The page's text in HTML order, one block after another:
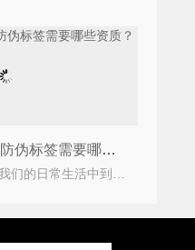
定制火爆的二维码防伪标签需要哪些资质？
现如今二维码在我们的日常生活中到处可见，二维码的火爆也使得二维码防伪标签也受到了很多企业